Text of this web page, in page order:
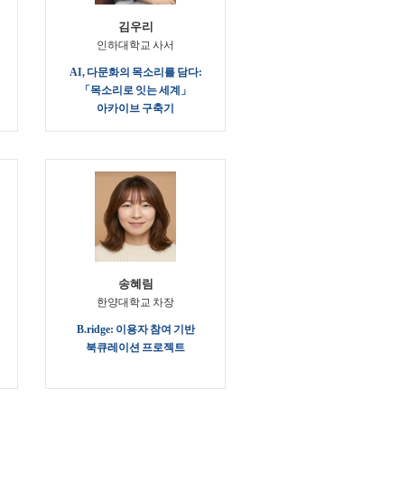
김우리
인하대학교 사서
AI, 다문화의 목소리를 담다:
「목소리로 잇는 세계」
아카이브 구축기
송혜림
한양대학교 차장
B.ridge: 이용자 참여 기반
북큐레이션 프로젝트